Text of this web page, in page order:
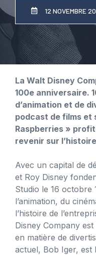
12 NOVEMBRE
La Walt Disney
100e anniversaire.
d’animation et de
podcast de films et
Raspberries »
revenir sur
Avec un capital de
et Roy Disney
Studio le 16 octobre
l’animation, du
l’histoire de
Disney Company
en matière de
actuel, Bob Iger, est